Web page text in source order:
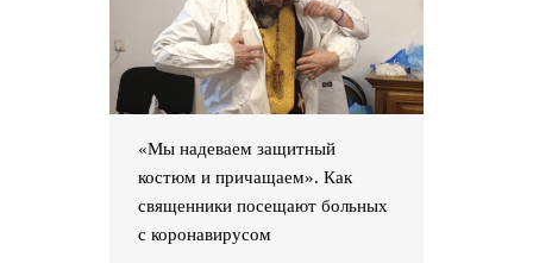
«Мы надеваем защитный
костюм и причащаем». Как
священники посещают больных
с коронавирусом